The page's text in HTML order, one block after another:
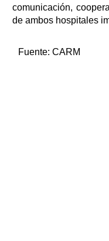
comunicación,
de ambos hospitales
Fuente: CARM